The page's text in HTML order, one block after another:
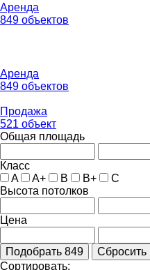
Аренда
849 объектов
Аренда
849 объектов
Продажа
521 объект
Общая площадь
Класс
A
A+ B B+
C
Высота потолков
Цена
Подобрать 849
Сбросить
Сортировать: